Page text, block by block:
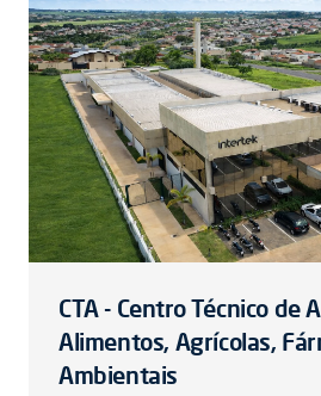
CTA - Centro Técnico de
Alimentos, Agrícolas,
Ambientais